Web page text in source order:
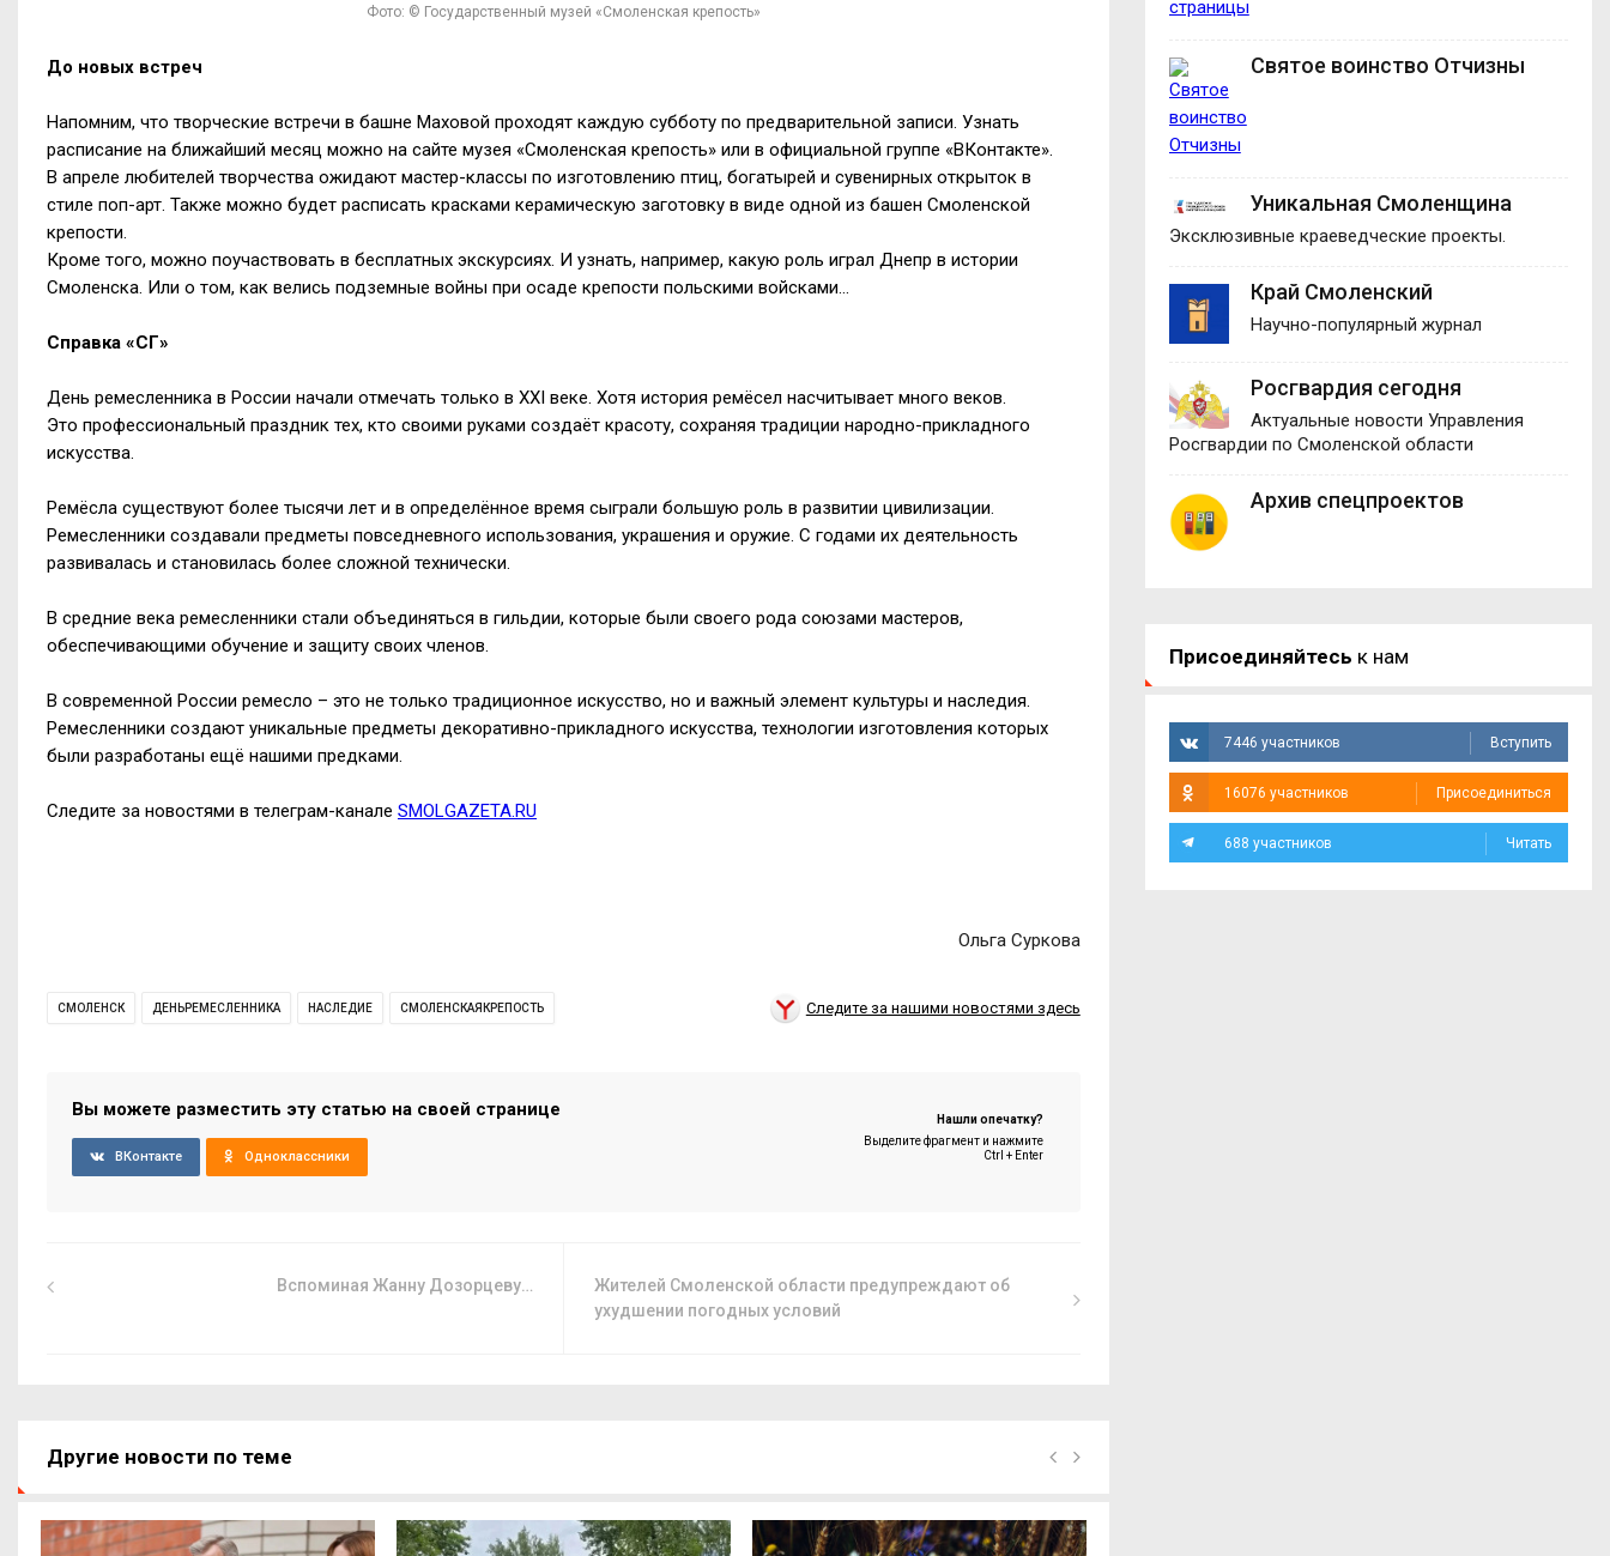
Фото: © Государственный музей «Смоленская крепость»
До новых встреч
Напомним, что творческие встречи в башне Маховой проходят каждую субботу по предварительной записи. Узнать
расписание на ближайший месяц можно на сайте музея «Смоленская крепость» или в официальной группе «ВКонтакте».
В апреле любителей творчества ожидают мастер-классы по изготовлению птиц, богатырей и сувенирных открыток в
стиле поп-арт. Также можно будет расписать красками керамическую заготовку в виде одной из башен Смоленской
крепости.
Кроме того, можно поучаствовать в бесплатных экскурсиях. И узнать, например, какую роль играл Днепр в истории
Смоленска. Или о том, как велись подземные войны при осаде крепости польскими войсками…
Справка «СГ»
День ремесленника в России начали отмечать только в XXI веке. Хотя история ремёсел насчитывает много веков.
Это профессиональный праздник тех, кто своими руками создаёт красоту, сохраняя традиции народно-прикладного
искусства.
Ремёсла существуют более тысячи лет и в определённое время сыграли большую роль в развитии цивилизации.
Ремесленники создавали предметы повседневного использования, украшения и оружие. С годами их деятельность
развивалась и становилась более сложной технически.
В средние века ремесленники стали объединяться в гильдии, которые были своего рода союзами мастеров,
обеспечивающими обучение и защиту своих членов.
В современной России ремесло – это не только традиционное искусство, но и важный элемент культуры и наследия.
Ремесленники создают уникальные предметы декоративно-прикладного искусства, технологии изготовления которых
были разработаны ещё нашими предками.
Следите за новостями в телеграм-канале SMOLGAZETA.RU
Ольга Суркова
СМОЛЕНСК ДЕНЬРЕМЕСЛЕННИКА НАСЛЕДИЕ СМОЛЕНСКАЯКРЕПОСТЬ Следите за нашими новостями здесь
Вы можете разместить эту статью на своей странице
ВКонтакте Одноклассники
Нашли опечатку?
Выделите фрагмент и нажмите
Ctrl + Enter
Вспоминая Жанну Дозорцеву…
Жителей Смоленской области предупреждают об
ухудшении погодных условий
Другие новости по теме
Святое воинство Отчизны
Уникальная Смоленщина
Эксклюзивные краеведческие проекты.
Край Смоленский
Научно-популярный журнал
Росгвардия сегодня
Актуальные новости Управления
Росгвардии по Смоленской области
Архив спецпроектов
Присоединяйтесь к нам
7446 участников Вступить
16076 участников Присоединиться
688 участников Читать